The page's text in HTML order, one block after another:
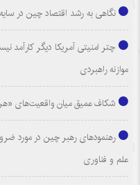
نگاهی به رشد اقتصاد چین در
چتر امنیتی آمریکا دیگر
موازنه راهبردی
شکاف عمیق میان واقعیت‌های
رهنمودهای رهبر چین در مورد
علم و فناوری